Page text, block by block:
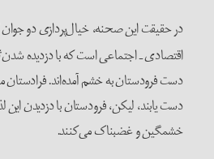
در حقیقت این صحنه، خیال‌پردازی دو
اقتصادی ـ اجتماعی است که با دزدیده شدن
دست فرودستان به خشم آمده‌اند.
دست یابند، لیکن، فرودستان با دزدیدن این
خشمگین و غضبناک می‌کنند.